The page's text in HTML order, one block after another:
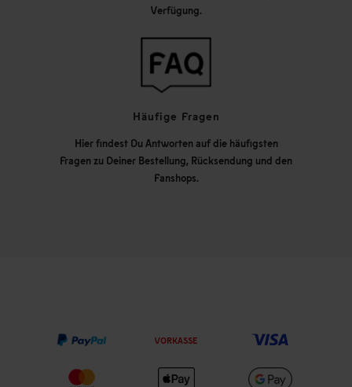
Verfügung.
Häufige Fragen
Hier findest Du Antworten auf die häufigsten
Fragen zu Deiner Bestellung, Rücksendung und den
Fanshops.
VORKASSE